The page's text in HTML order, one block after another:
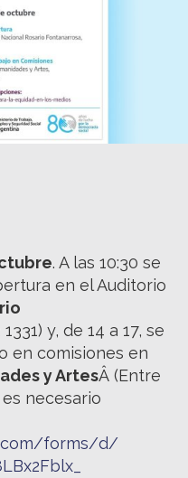
. A las 10:30 se
en el Auditorio
y, de 14 a 17, se
en comisiones en
y ArtesÂ (Entre
necesario
forms/d/